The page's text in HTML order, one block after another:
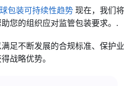
包装可持续性趋势 现在，我们将
您的组织应对监管包装要求。.
足不断发展的合规标准、保护业
战略优势。